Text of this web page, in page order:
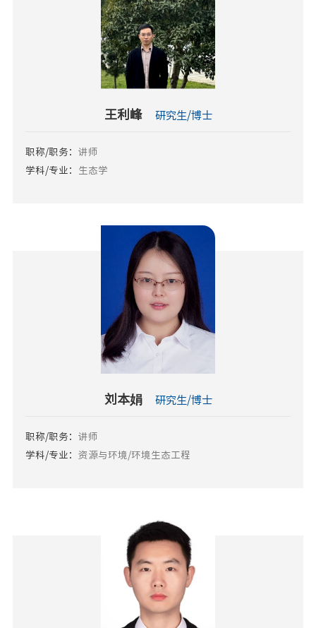
王利峰 研究生/博士
职称/职务： 讲师
学科/专业： 生态学
刘本娟 研究生/博士
职称/职务： 讲师
学科/专业： 资源与环境/环境生态工程